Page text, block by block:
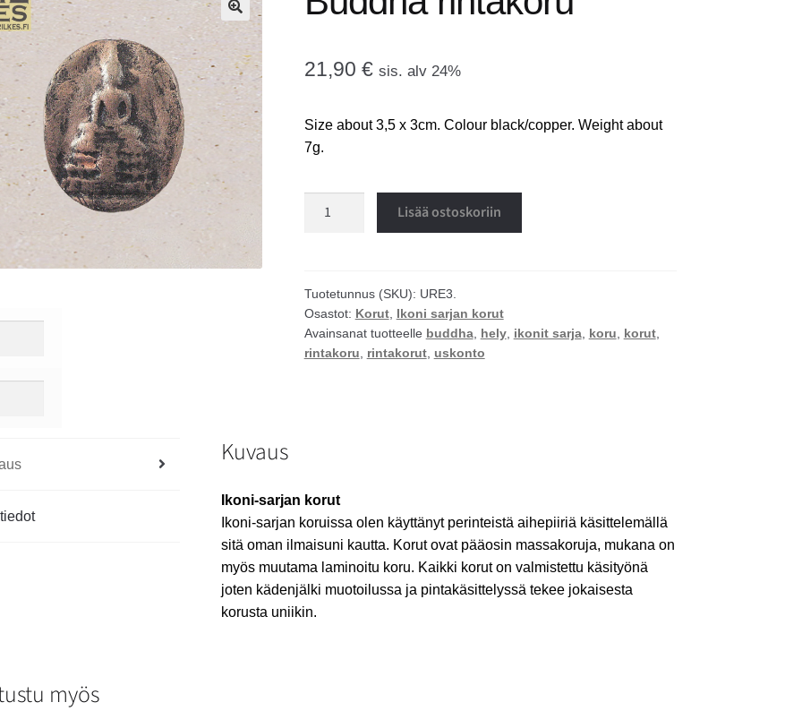
🔍
21,90 € sis. alv 24%
Size about 3,5 x 3cm. Colour black/copper. Weight about
7g.
Lisää ostoskoriin
Tuotetunnus (SKU): URE3.
Osastot: Korut, Ikoni sarjan korut
Avainsanat tuotteelle buddha, hely, ikonit sarja, koru korut,
rintakoru
rintakorut, uskonto
Kuvaus
Ikoni-sarjan korut
Ikoni-sarjan koruissa olen käyttänyt perinteistä aihepiiriä käsittelemällä
sitä oman ilmaisuni kautta. Korut ovat pääosin massakoruja, mukana on
myös muutama laminoitu koru. Kaikki korut on valmistettu käsityönä
joten kädenjälki muotoilussa ja pintakäsittelyssä tekee jokaisesta
korusta uniikin.
myös